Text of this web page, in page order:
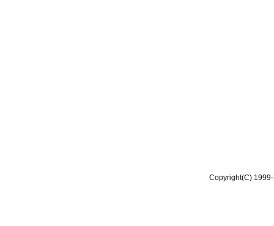
Copyright(C)